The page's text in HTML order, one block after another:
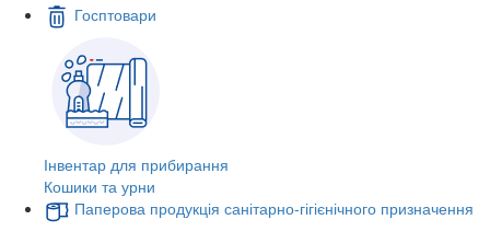
Госптовари
Інвентар для прибирання
Кошики та урни
Паперова продукція санітарно-гігієнічного призначення